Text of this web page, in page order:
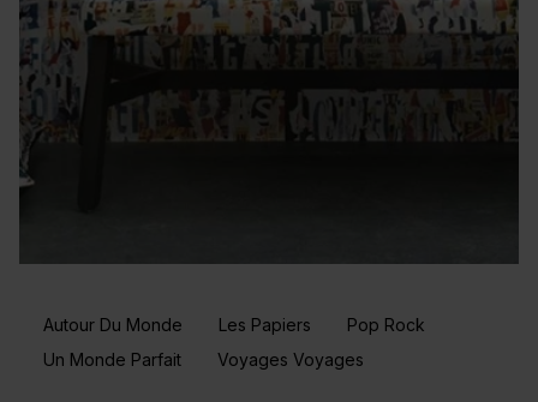
Autour Du Monde Les Papiers
Pop Rock
Un Monde Parfait
Voyages Voyages